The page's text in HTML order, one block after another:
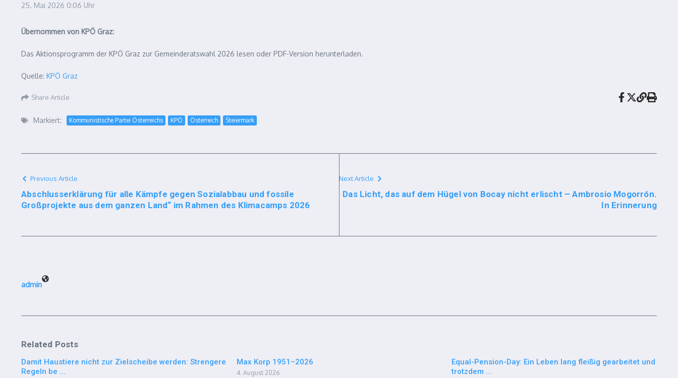
25. Mai 2026 0:06 Uhr
Übernommen von KPÖ Graz:
Das Aktionsprogramm der KPÖ Graz zur Gemeinderatswahl 2026 lesen oder PDF-Version herunterladen.
Quelle: KPÖ Graz
Share Article
Markiert: Kommunistische Partei Österreichs KPÖ Österreich Steiermark
Previous Article
Abschlusserklärung für alle Kämpfe gegen Sozialabbau und fossile
Großprojekte aus dem ganzen Land“ im Rahmen des Klimacamps 2026
Next Article
Das Licht, das auf dem Hügel von Bocay nicht erlischt – Ambrosio Mogorrón.
In Erinnerung
admin
Related Posts
Damit Haustiere nicht zur Zielscheibe werden: Strengere
Regeln be ...
Max Korp 1951–2026
4. August 2026
Equal-Pension-Day: Ein Leben lang fleißig gearbeitet und
trotzdem ...